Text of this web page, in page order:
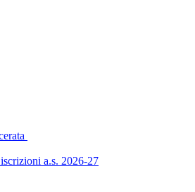
a.s. 2026-27